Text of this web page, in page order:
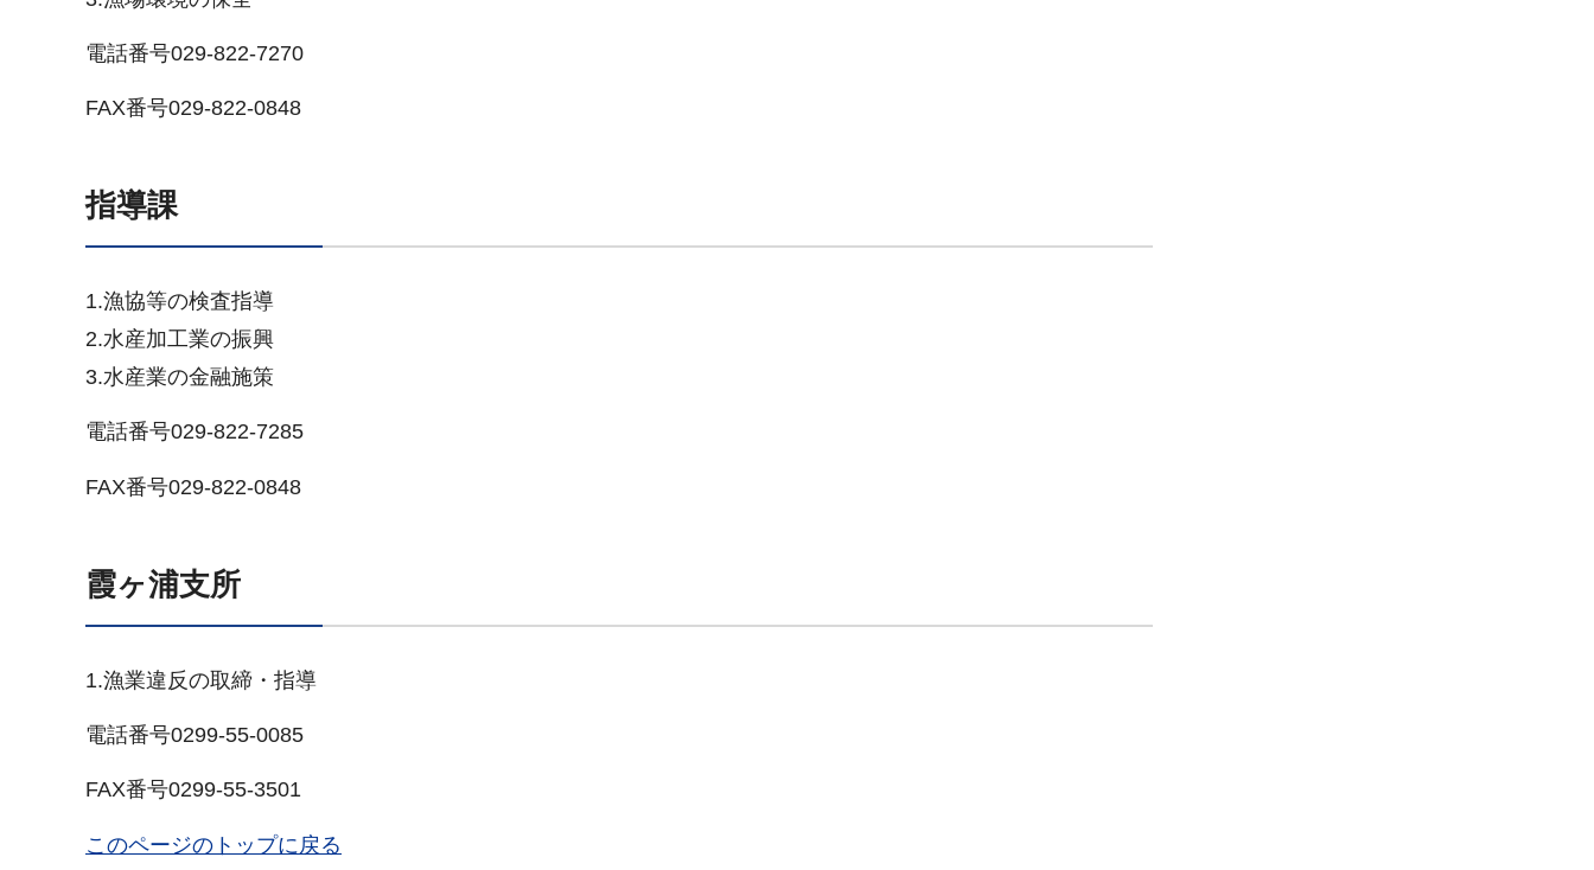
電話番号029-822-7270
FAX番号029-822-0848
指導課
1.漁協等の検査指導
2.水産加工業の振興
3.水産業の金融施策
電話番号029-822-7285
FAX番号029-822-0848
霞ヶ浦支所
1.漁業違反の取締・指導
電話番号0299-55-0085
FAX番号0299-55-3501
このページのトップに戻る